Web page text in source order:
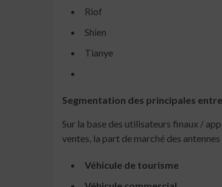
Riof
Shien
Tianye
Segmentation des principales
Sur la base des utilisateurs finaux /
ventes, la part de marché des
Véhicule de tourisme